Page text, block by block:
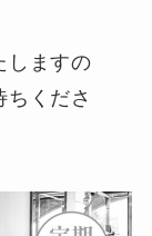
しますの
くださ